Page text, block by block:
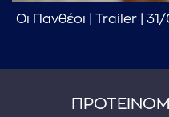
Οι Πανθέοι | Trailer |